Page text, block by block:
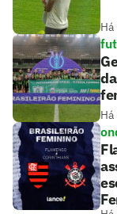
Há
Há